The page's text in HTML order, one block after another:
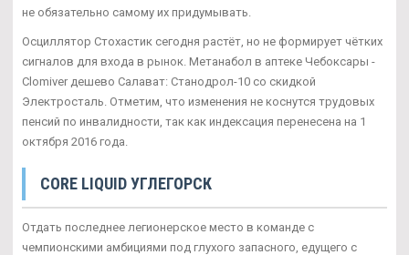
не обязательно самому их придумывать.
Осциллятор Стохастик сегодня растёт, но не формирует чётких
сигналов для входа в рынок. Метанабол в аптеке Чебоксары -
Clomiver дешево Салават: Станодрол-10 со скидкой
Электросталь. Отметим, что изменения не коснутся трудовых
пенсий по инвалидности, так как индексация перенесена на 1
октября 2016 года.
CORE LIQUID УГЛЕГОРСК
Отдать последнее легионерское место в команде с
чемпионскими амбициями под глухого запасного, едущего с